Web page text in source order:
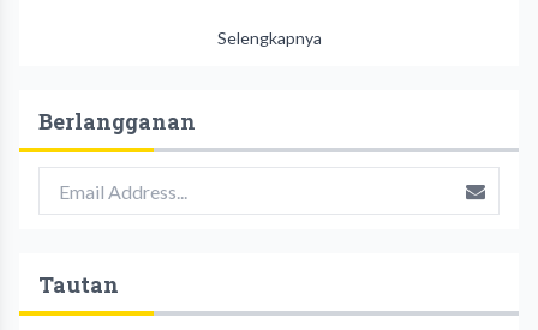
Selengkapnya
Berlangganan
Tautan